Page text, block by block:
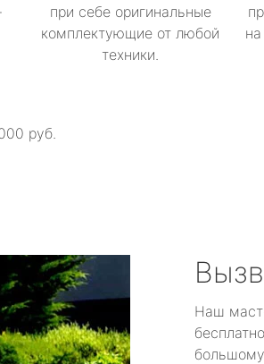
при себе оригинальные
комплектующие от любой
техники.
руб.
Наш